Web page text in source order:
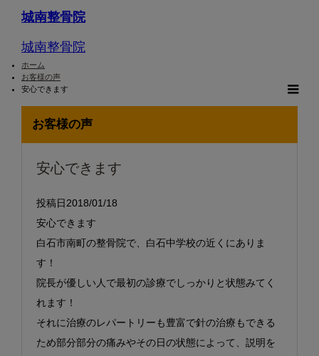
城南整骨院
城南整骨院
ホーム
お客様の声
安心できます
お客様の声
安心できます
投稿日2018/01/18
安心できます
白石市南町の整骨院で、白石中学校の近くにありま
す！
院長が優しい人で最初の診療でしっかりと状態みてく
れます！
それに治療のレパートリーも豊富で針の治療もできる
ため部分部分の痛みやその日の状態によって、説明を